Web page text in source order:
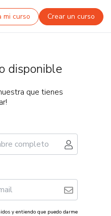
mi curso Crear un curso
disponible
que tienes
y entiendo que puedo darme